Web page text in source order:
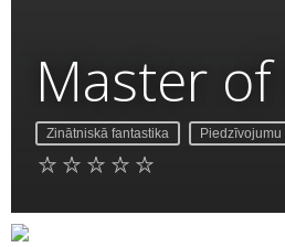
Master
Zinātniskā fantastika Piedzīvojumu